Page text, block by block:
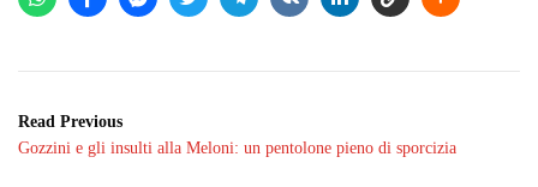
Read Previous
Gozzini e gli insulti alla Meloni: un pentolone pieno di sporcizia